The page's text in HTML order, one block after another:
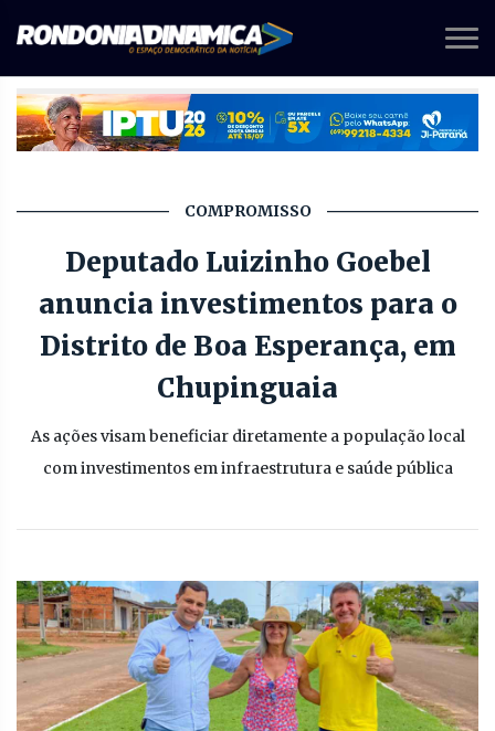
COMPROMISSO
Deputado Luizinho Goebel
anuncia investimentos para o
Distrito de Boa Esperança, em
Chupinguaia
As ações visam beneficiar diretamente a população local
com investimentos em infraestrutura e saúde pública